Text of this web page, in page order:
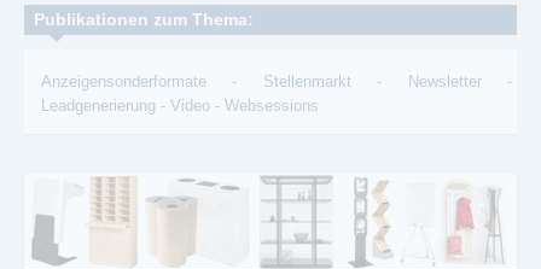
Publikationen zum Thema:
Anzeigensonderformate - Stellenmarkt- Newsletter-
Leadgenerierung - Video - Websessions